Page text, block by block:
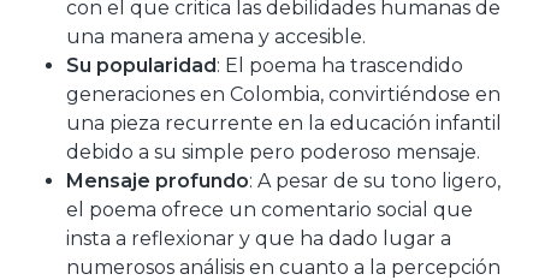
con el que critica las debilidades humanas de
una manera amena y accesible.
Su popularidad: El poema ha trascendido
generaciones en Colombia, convirtiéndose en
una pieza recurrente en la educación infantil
debido a su simple pero poderoso mensaje.
Mensaje profundo: A pesar de su tono ligero,
el poema ofrece un comentario social que
insta a reflexionar y que ha dado lugar a
numerosos análisis en cuanto a la percepción